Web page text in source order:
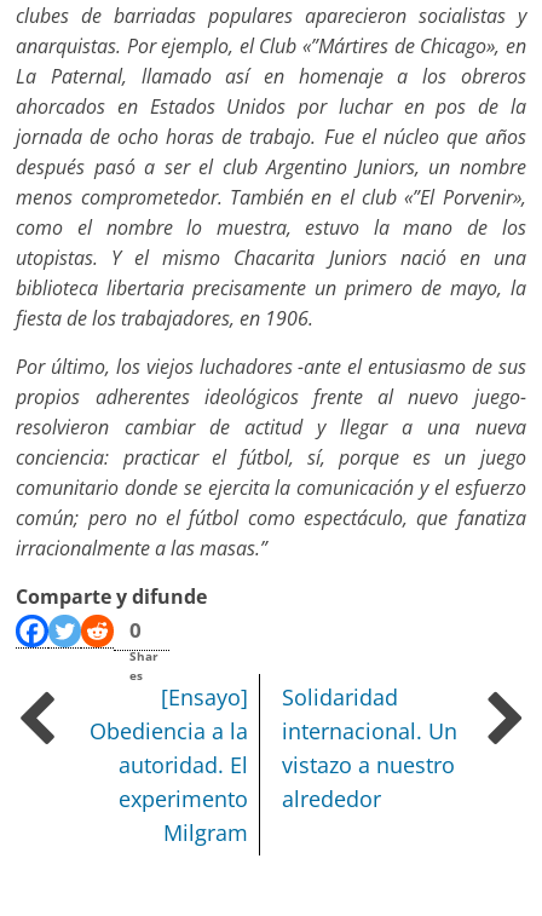
clubes de barriadas populares aparecieron socialistas y
anarquistas. Por ejemplo, el Club «”Mártires de Chicago», en
La Paternal, llamado así en homenaje a los obreros
ahorcados en Estados Unidos por luchar en pos de la
jornada de ocho horas de trabajo. Fue el núcleo que años
después pasó a ser el club Argentino Juniors, un nombre
menos comprometedor. También en el club «”El Porvenir»,
como el nombre lo muestra, estuvo la mano de los
utopistas. Y el mismo Chacarita Juniors nació en una
biblioteca libertaria precisamente un primero de mayo, la
fiesta de los trabajadores, en 1906.
Por último, los viejos luchadores -ante el entusiasmo de sus
propios adherentes ideológicos frente al nuevo juego-
resolvieron cambiar de actitud y llegar a una nueva
conciencia: practicar el fútbol, sí, porque es un juego
comunitario donde se ejercita la comunicación y el esfuerzo
común; pero no el fútbol como espectáculo, que fanatiza
irracionalmente a las masas.”
Comparte y difunde
0
Shar
es
[Ensayo]
Obediencia a la
autoridad. El
experimento
Milgram
Solidaridad
internacional. Un
vistazo a nuestro
alrededor